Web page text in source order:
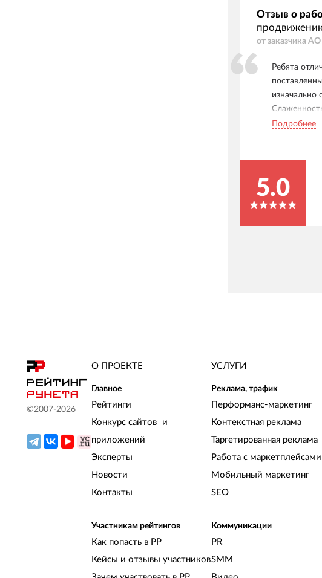
Отзыв о
от заказчика АО
Ребята
изначально
Подробнее
5.0
©2007-2026
О ПРОЕКТЕ
Главное
Рейтинги
Конкурс сайтов и
приложений
Эксперты
Новости
Контакты
Участникам рейтингов
Как попасть в РР
Кейсы и отзывы участников
УСЛУГИ
Реклама, трафик
Перформанс-маркетинг
Контекстная реклама
Таргетированная реклама
Работа с маркетплейсами
Мобильный маркетинг
SEO
Коммуникации
PR
SMM